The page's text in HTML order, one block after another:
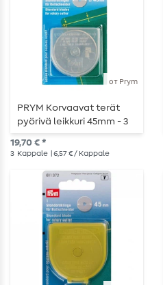
от Prym
PRYM Korvaavat terät
pyörivä leikkuri 45mm - 3
kappaletta
19,70 € *
3 Kappale | 6,57 € / Kappale